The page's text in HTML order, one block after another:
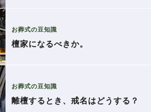
お葬式の豆知識
檀家になるべきか。
お葬式の豆知識
離檀するとき、戒名はどうする？